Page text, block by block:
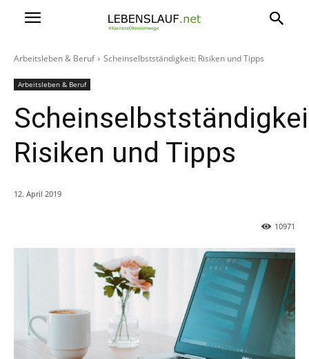
Arbeitsleben & Beruf Scheinselbstständigkeit: Risiken und Tipps
Arbeitsleben & Beruf
Risiken und Tipps
12. April 2019
10971